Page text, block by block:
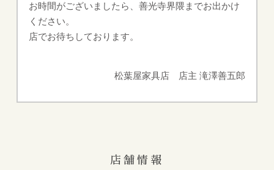
お時間がございましたら、善光寺界隈までお出かけ
ください。
店でお待ちしております。
松葉屋家具店 店主 滝澤善五郎
店舗情報